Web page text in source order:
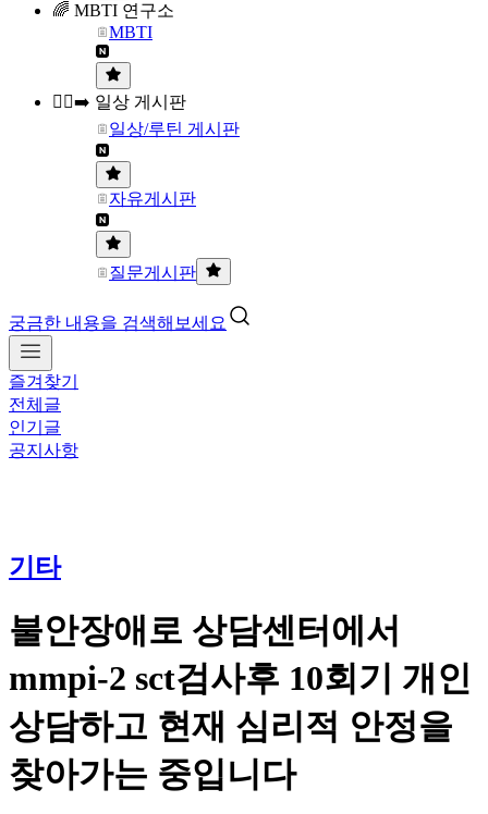
🌈 MBTI 연구소
MBTI
🏃‍♀️‍➡️ 일상 게시판
일상/루틴 게시판
자유게시판
질문게시판
궁금한 내용을 검색해보세요
즐겨찾기
전체글
인기글
공지사항
기타
불안장애로 상담센터에서
mmpi-2 sct검사후 10회기 개인
상담하고 현재 심리적 안정을
찾아가는 중입니다